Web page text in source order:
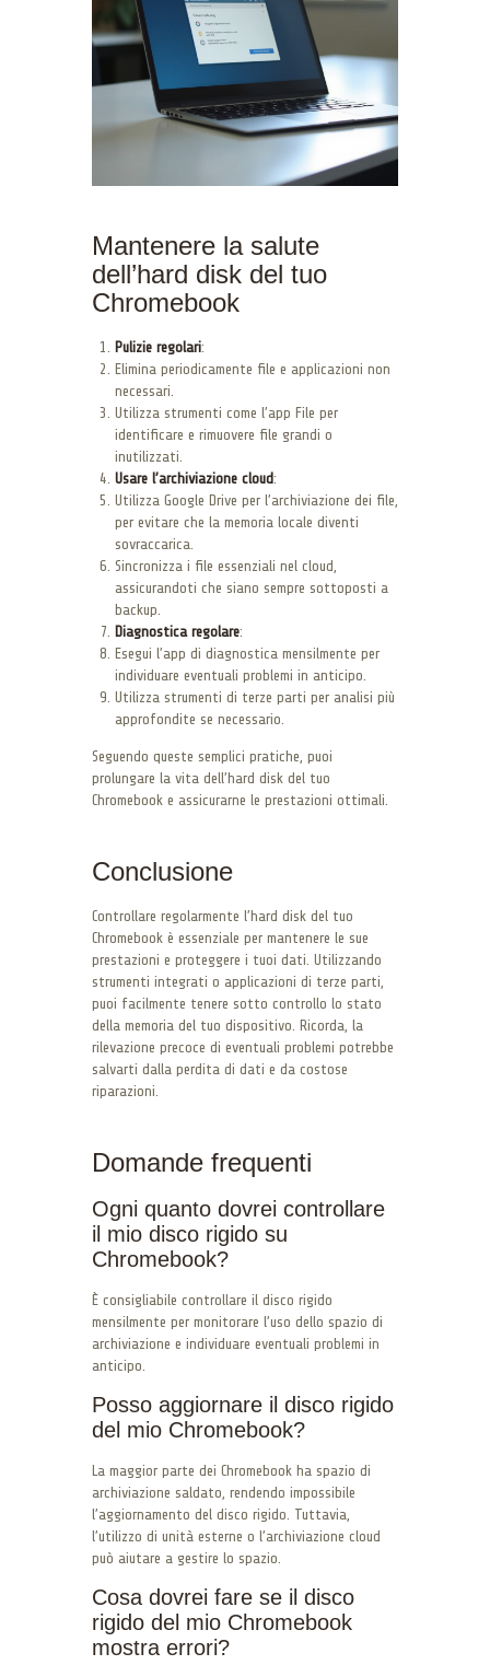
Mantenere la salute
dell’hard disk del tuo
Chromebook
Pulizie regolari:
Elimina periodicamente file e applicazioni non
necessari.
Utilizza strumenti come l’app File per
identificare e rimuovere file grandi o
inutilizzati.
Usare l’archiviazione cloud:
Utilizza Google Drive per l’archiviazione dei file,
per evitare che la memoria locale diventi
sovraccarica.
Sincronizza i file essenziali nel cloud,
assicurandoti che siano sempre sottoposti a
backup.
Diagnostica regolare:
Esegui l’app di diagnostica mensilmente per
individuare eventuali problemi in anticipo.
Utilizza strumenti di terze parti per analisi più
approfondite se necessario.
Seguendo queste semplici pratiche, puoi
prolungare la vita dell’hard disk del tuo
Chromebook e assicurarne le prestazioni ottimali.
Conclusione
Controllare regolarmente l’hard disk del tuo
Chromebook è essenziale per mantenere le sue
prestazioni e proteggere i tuoi dati. Utilizzando
strumenti integrati o applicazioni di terze parti,
puoi facilmente tenere sotto controllo lo stato
della memoria del tuo dispositivo. Ricorda, la
rilevazione precoce di eventuali problemi potrebbe
salvarti dalla perdita di dati e da costose
riparazioni.
Domande frequenti
Ogni quanto dovrei controllare
il mio disco rigido su
Chromebook?
È consigliabile controllare il disco rigido
mensilmente per monitorare l’uso dello spazio di
archiviazione e individuare eventuali problemi in
anticipo.
Posso aggiornare il disco rigido
del mio Chromebook?
La maggior parte dei Chromebook ha spazio di
archiviazione saldato, rendendo impossibile
l’aggiornamento del disco rigido. Tuttavia,
l’utilizzo di unità esterne o l’archiviazione cloud
può aiutare a gestire lo spazio.
Cosa dovrei fare se il disco
rigido del mio Chromebook
mostra errori?